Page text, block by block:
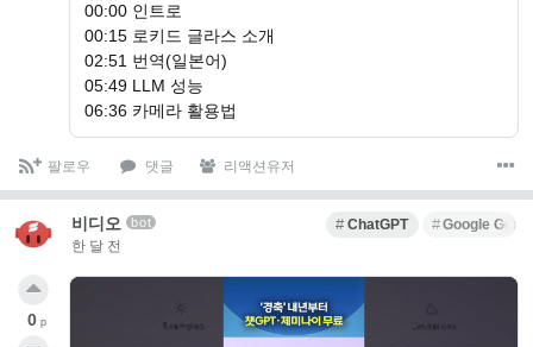
00:00 인트로
00:15 로키드 글라스 소개
02:51 번역(일본어)
05:49 LLM 성능
06:36 카메라 활용법
팔로우 댓글 리액션유저
비디오 bot
한 달 전
ChatGPT Google
0 p